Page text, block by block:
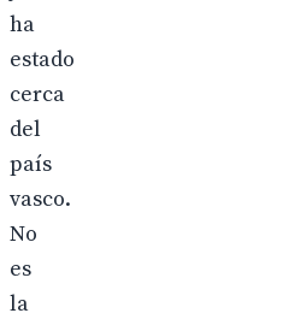
ha
estado
cerca
del
país
vasco.
No
es
la